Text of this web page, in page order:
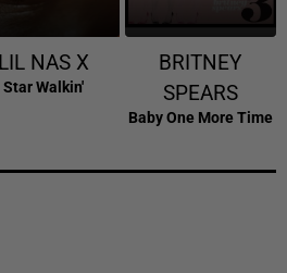
LIL NAS X
Star Walkin'
BRITNEY
SPEARS
Baby One More Time